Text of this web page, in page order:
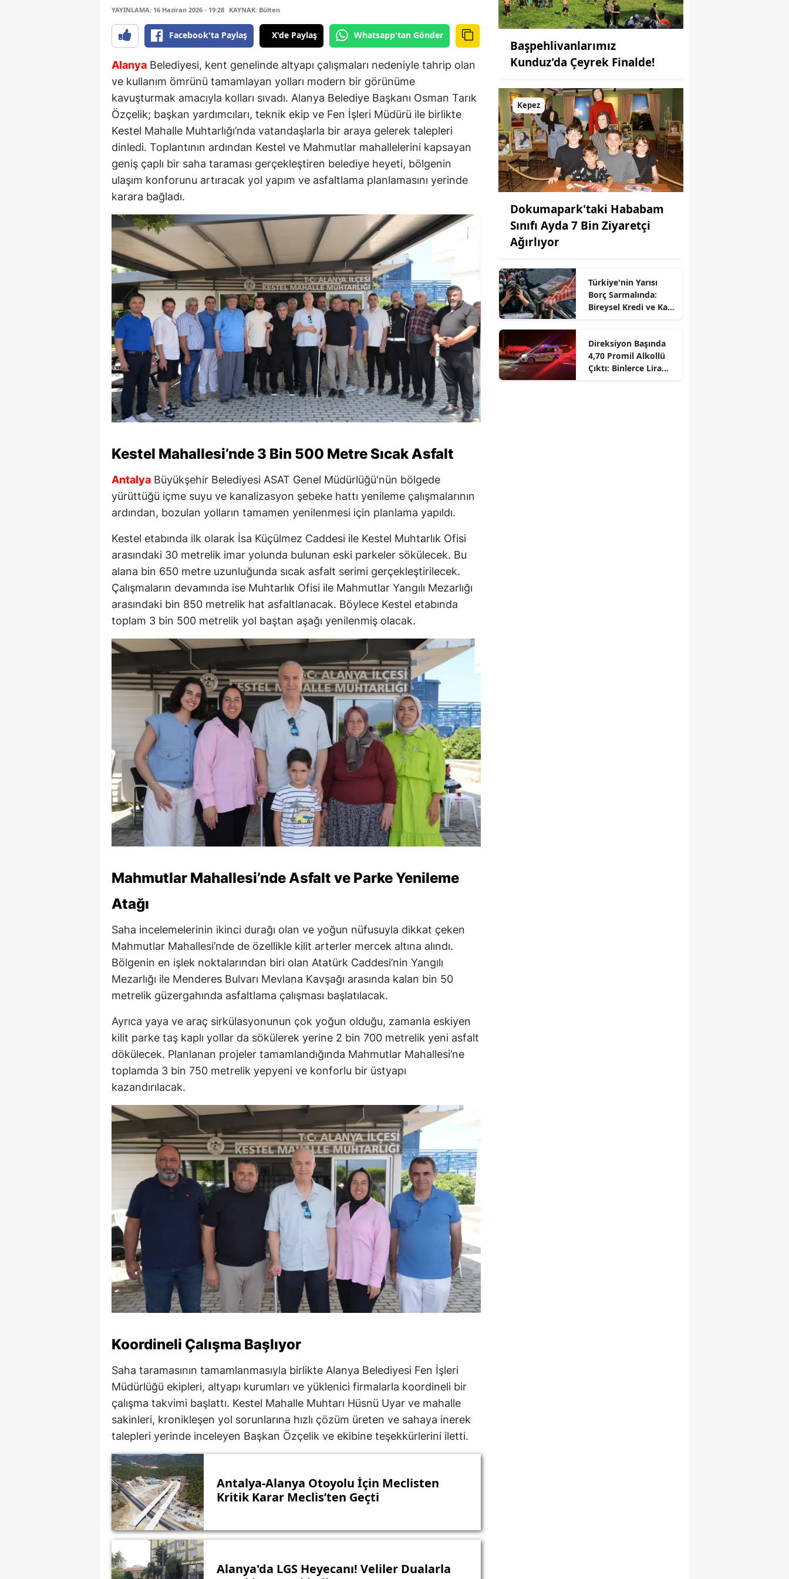
YAYINLAMA: 16 Haziran 2026 - 19:28 KAYNAK: Bülten
Facebook'ta Paylaş X'de Paylaş Whatsapp'tan Gönder
Alanya Belediyesi, kent genelinde altyapı çalışmaları nedeniyle tahrip olan
ve kullanım ömrünü tamamlayan yolları modern bir görünüme
kavuşturmak amacıyla kolları sıvadı. Alanya Belediye Başkanı Osman Tarık
Özçelik; başkan yardımcıları, teknik ekip ve Fen İşleri Müdürü ile birlikte
Kestel Mahalle Muhtarlığı’nda vatandaşlarla bir araya gelerek talepleri
dinledi. Toplantının ardından Kestel ve Mahmutlar mahallelerini kapsayan
geniş çaplı bir saha taraması gerçekleştiren belediye heyeti, bölgenin
ulaşım konforunu artıracak yol yapım ve asfaltlama planlamasını yerinde
karara bağladı.
Kestel Mahallesi’nde 3 Bin 500 Metre Sıcak Asfalt
Antalya Büyükşehir Belediyesi ASAT Genel Müdürlüğü'nün bölgede
yürüttüğü içme suyu ve kanalizasyon şebeke hattı yenileme çalışmalarının
ardından, bozulan yolların tamamen yenilenmesi için planlama yapıldı.
Kestel etabında ilk olarak İsa Küçülmez Caddesi ile Kestel Muhtarlık Ofisi
arasındaki 30 metrelik imar yolunda bulunan eski parkeler sökülecek. Bu
alana bin 650 metre uzunluğunda sıcak asfalt serimi gerçekleştirilecek.
Çalışmaların devamında ise Muhtarlık Ofisi ile Mahmutlar Yangılı Mezarlığı
arasındaki bin 850 metrelik hat asfaltlanacak. Böylece Kestel etabında
toplam 3 bin 500 metrelik yol baştan aşağı yenilenmiş olacak.
Mahmutlar Mahallesi’nde Asfalt ve Parke Yenileme
Atağı
Saha incelemelerinin ikinci durağı olan ve yoğun nüfusuyla dikkat çeken
Mahmutlar Mahallesi’nde de özellikle kilit arterler mercek altına alındı.
Bölgenin en işlek noktalarından biri olan Atatürk Caddesi’nin Yangılı
Mezarlığı ile Menderes Bulvarı Mevlana Kavşağı arasında kalan bin 50
metrelik güzergahında asfaltlama çalışması başlatılacak.
Ayrıca yaya ve araç sirkülasyonunun çok yoğun olduğu, zamanla eskiyen
kilit parke taş kaplı yollar da sökülerek yerine 2 bin 700 metrelik yeni asfalt
dökülecek. Planlanan projeler tamamlandığında Mahmutlar Mahallesi’ne
toplamda 3 bin 750 metrelik yepyeni ve konforlu bir üstyapı
kazandırılacak.
Koordineli Çalışma Başlıyor
Saha taramasının tamamlanmasıyla birlikte Alanya Belediyesi Fen İşleri
Müdürlüğü ekipleri, altyapı kurumları ve yüklenici firmalarla koordineli bir
çalışma takvimi başlattı. Kestel Mahalle Muhtarı Hüsnü Uyar ve mahalle
sakinleri, kronikleşen yol sorunlarına hızlı çözüm üreten ve sahaya inerek
talepleri yerinde inceleyen Başkan Özçelik ve ekibine teşekkürlerini iletti.
Antalya-Alanya Otoyolu İçin Meclisten
Kritik Karar Meclis’ten Geçti
Alanya'da LGS Heyecanı! Veliler Dualarla
Başpehlivanlarımız
Kunduz'da Çeyrek Finalde!
Kepez
Dokumapark'taki Hababam
Sınıfı Ayda 7 Bin Ziyaretçi
Ağırlıyor
Türkiye'nin Yarısı
Borç Sarmalında:
Bireysel Kredi ve Kart
Direksiyon Başında
4,70 Promil Alkollü
Çıktı: Binlerce Lira